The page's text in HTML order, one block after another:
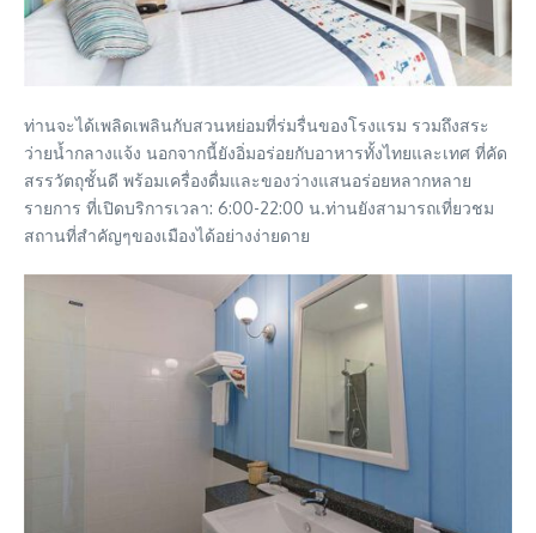
ท่านจะได้เพลิดเพลินกับสวนหย่อมที่ร่มรื่นของโรงแรม รวมถึงสระ
ว่ายน้ำกลางแจ้ง นอกจากนี้ยังอิ่มอร่อยกับอาหารทั้งไทยและเทศ ที่คัด
สรรวัตถุชั้นดี พร้อมเครื่องดื่มและของว่างแสนอร่อยหลากหลาย
รายการ ที่เปิดบริการเวลา: 6:00-22:00 น.ท่านยังสามารถเที่ยวชม
สถานที่สำคัญๆของเมืองได้อย่างง่ายดาย